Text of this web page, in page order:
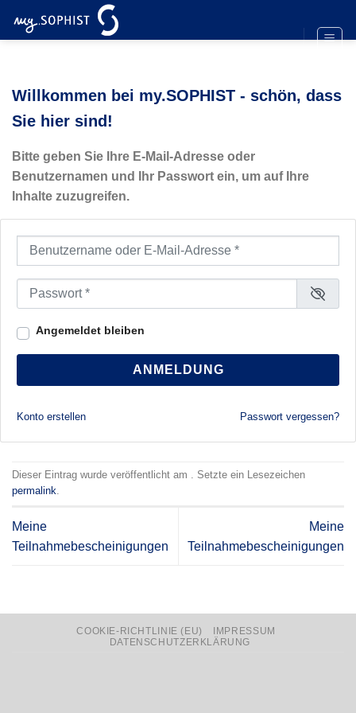
Inhalt
Willkommen bei my.SOPHIST - schön, dass
Sie hier sind!
Bitte geben Sie Ihre E-Mail-Adresse oder
Benutzernamen und Ihr Passwort ein, um auf Ihre
Inhalte zuzugreifen.
Benutzername oder E-Mail-Adresse
Passwort
Angemeldet bleiben
ANMELDUNG
Konto erstellen Passwort vergessen?
Dieser Eintrag wurde veröffentlicht am . Setzte ein Lesezeichen
permalink.
Meine
Teilnahmebescheinigungen
Meine
Teilnahmebescheinigungen
COOKIE-RICHTLINIE (EU)
IMPRESSUM
DATENSCHUTZERKLÄRUNG